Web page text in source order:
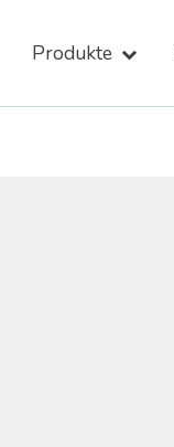
Produkte